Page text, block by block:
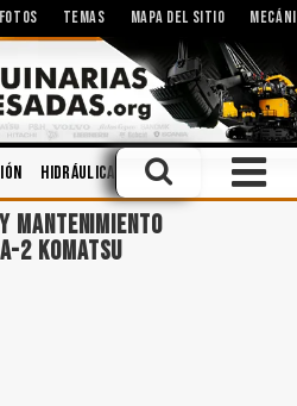
FOTOS TEMAS MAPA DEL SITIO
Hidráulica Accidentes
MANTENIMIENTO
2 KOMATSU